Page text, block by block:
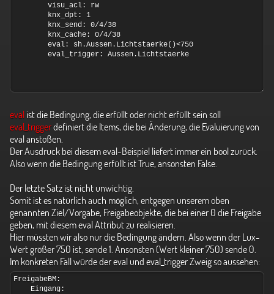
eval ist die Bedingung, die erfüllt oder nicht erfüllt sein soll
eval_triggerdefiniert die Items, die bei Änderung, die Evaluierung von
eval anstoßen.
Der Ausdruck bei diesem eval-Beispiel liefert immer ein bool zurück.
Also wenn die Bedingung erfüllt ist True, ansonsten False.
Der letzte Satz ist nicht unwichtig.
Somit ist es natürlich auch möglich, entgegen unserem oben
genannten Ziel/Vorgabe, Freigabeobjekte, die bei einer 0 die Freigabe
geben, mit diesem eval Attribut zu realisieren.
Hier müssten wir also nur die Bedingung ändern. Also wenn der Lux-
Wert größer 750 ist, sende 1. Ansonsten (Wert kleiner 750) sende 0.
Im konkreten Fall würde der eval und eval_trigger Zweig so aussehen: